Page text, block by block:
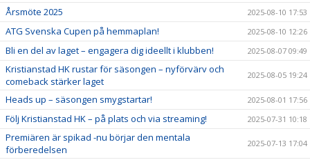
Årsmöte 2025 2025-08-10 17:53
ATG Svenska Cupen på hemmaplan! 2025-08-10 12:26
Bli en del av laget – engagera dig ideellt i klubben! 2025-08-07 09:49
Kristianstad HK rustar för säsongen – nyförvärv och
comeback stärker laget
2025-08-05 19:24
Heads up – säsongen smygstartar! 2025-08-01 17:56
Följ Kristianstad HK – på plats och via streaming! 2025-07-31 10:18
Premiären är spikad -nu börjar den mentala
förberedelsen
2025-07-13 17:04